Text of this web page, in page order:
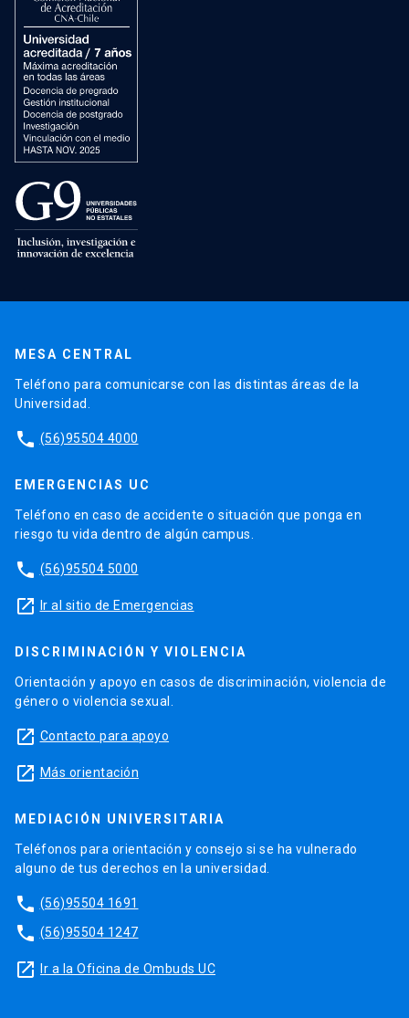
MESA CENTRAL
Teléfono para comunicarse con las distintas áreas de la
Universidad.
phone (56)95504 4000
EMERGENCIAS UC
Teléfono en caso de accidente o situación que ponga en
riesgo tu vida dentro de algún campus.
phone (56)95504 5000
launch Ir al sitio de Emergencias
DISCRIMINACIÓN Y VIOLENCIA
Orientación y apoyo en casos de discriminación, violencia de
género o violencia sexual.
launch Contacto para apoyo
launch Más orientación
MEDIACIÓN UNIVERSITARIA
Teléfonos para orientación y consejo si se ha vulnerado
alguno de tus derechos en la universidad.
phone (56)95504 1691
phone (56)95504 1247
launch Ir a la Oficina de Ombuds UC